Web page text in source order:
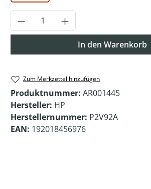
Produkt Anzahl: Gib den
In den Warenkorb
Zum Merkzettel hinzufügen
Produktnummer: AR001445
Hersteller: HP
Herstellernummer: P2V92A
EAN: 192018456976